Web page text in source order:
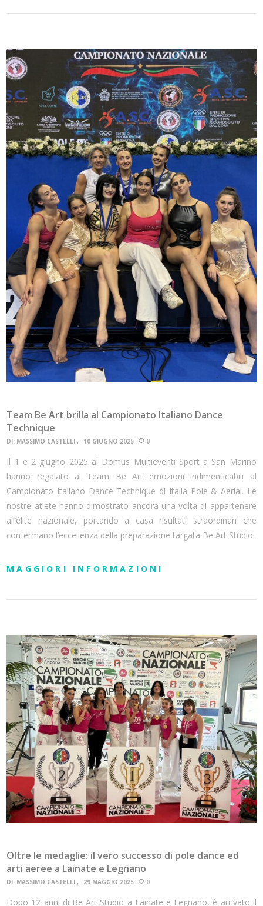
Team Be Art brilla al Campionato Italiano Dance
Technique
DI: MASSIMO CASTELLI 10 GIUGNO 2025 0
Il 1 e 2 giugno 2025 al Domus Multieventi Sport a San Marino
hanno regalato al Team Be Art emozioni indimenticabili al
Campionato Italiano Dance Technique di Italia Pole & Aerial. Le
nostre atlete hanno dimostrato ancora una volta di appartenere
all’élite nazionale, portando a casa risultati straordinari che
confermano l’eccellenza della preparazione targata Be Art Studio.
MAGGIORI INFORMAZIONI
Oltre le medaglie: il vero successo di pole dance ed
arti aeree a Lainate e Legnano
DI: MASSIMO CASTELLI 29 MAGGIO 2025 0
Dopo 12 anni di Be Art Studio a Lainate e Legnano, è arrivato il